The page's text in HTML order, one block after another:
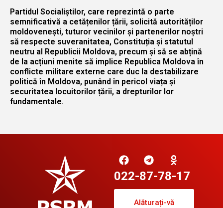
Partidul Socialiștilor, care reprezintă o parte
semnificativă a cetățenilor țării, solicită autorităților
moldovenești, tuturor vecinilor și partenerilor noștri
să respecte suveranitatea, Constituția și statutul
neutru al Republicii Moldova, precum și să se abțină
de la acțiuni menite să implice Republica Moldova în
conflicte militare externe care duc la destabilizare
politică în Moldova, punând în pericol viața și
securitatea locuitorilor țării, a drepturilor lor
fundamentale.
022-87-78-17
Alăturați-vă